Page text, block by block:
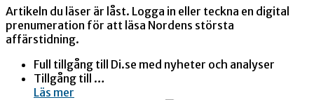
Artikeln du läser är låst. Logga in eller teckna en digital
prenumeration för att läsa Nordens största
affärstidning.
Full tillgång till Di.se med nyheter och analyser
Tillgång till …
Läs mer